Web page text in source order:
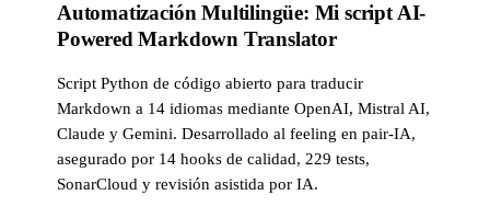
Automatización Multilingüe: Mi script AI-
Powered Markdown Translator
Script Python de código abierto para traducir
Markdown a 14 idiomas mediante OpenAI, Mistral AI,
Claude y Gemini. Desarrollado al feeling en pair-IA,
asegurado por 14 hooks de calidad, 229 tests,
SonarCloud y revisión asistida por IA.